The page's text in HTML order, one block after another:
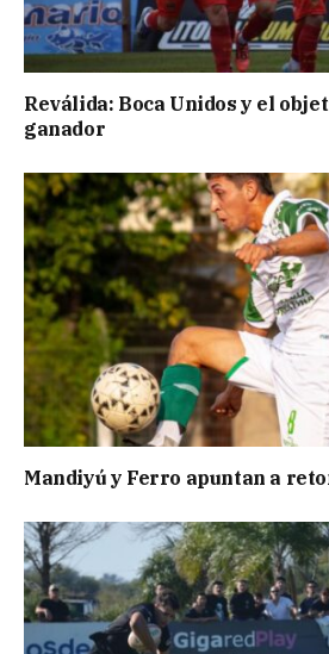
Reválida: Boca Unidos y el
ganador
Mandiyú y Ferro apuntan a